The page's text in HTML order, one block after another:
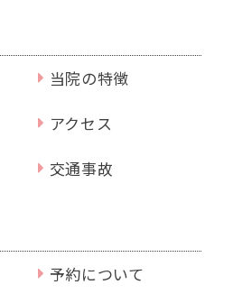
当院の特徴
アクセス
交通事故
予約について